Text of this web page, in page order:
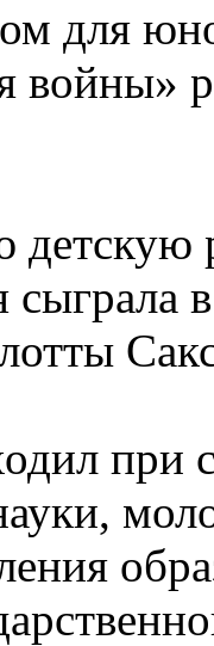
для
сыграла
при